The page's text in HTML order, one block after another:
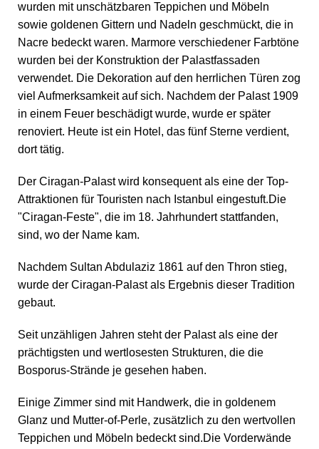
wurden mit unschätzbaren Teppichen und Möbeln
sowie goldenen Gittern und Nadeln geschmückt, die in
Nacre bedeckt waren. Marmore verschiedener Farbtöne
wurden bei der Konstruktion der Palastfassaden
verwendet. Die Dekoration auf den herrlichen Türen zog
viel Aufmerksamkeit auf sich. Nachdem der Palast 1909
in einem Feuer beschädigt wurde, wurde er später
renoviert. Heute ist ein Hotel, das fünf Sterne verdient,
dort tätig.
Der Ciragan-Palast wird konsequent als eine der Top-
Attraktionen für Touristen nach Istanbul eingestuft.Die
"Ciragan-Feste", die im 18. Jahrhundert stattfanden,
sind, wo der Name kam.
Nachdem Sultan Abdulaziz 1861 auf den Thron stieg,
wurde der Ciragan-Palast als Ergebnis dieser Tradition
gebaut.
Seit unzähligen Jahren steht der Palast als eine der
prächtigsten und wertlosesten Strukturen, die die
Bosporus-Strände je gesehen haben.
Einige Zimmer sind mit Handwerk, die in goldenem
Glanz und Mutter-of-Perle, zusätzlich zu den wertvollen
Teppichen und Möbeln bedeckt sind.Die Vorderwände